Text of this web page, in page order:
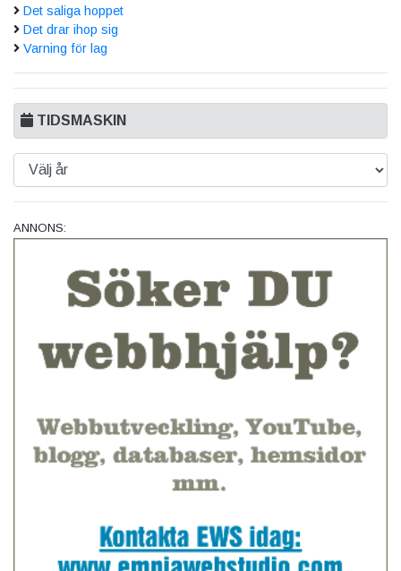
Det saliga hoppet
Det drar ihop sig
Varning för lag
TIDSMASKIN
ANNONS: